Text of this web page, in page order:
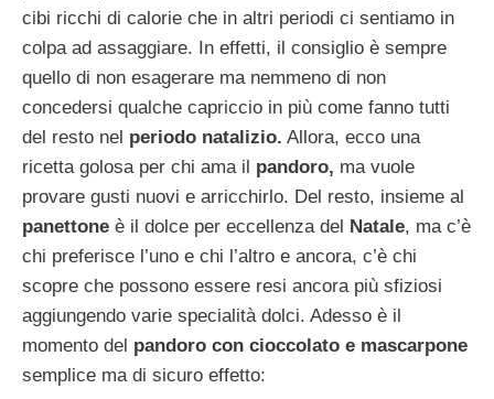
cibi ricchi di calorie che in altri periodi ci sentiamo in
colpa ad assaggiare. In effetti, il consiglio è sempre
quello di non esagerare ma nemmeno di non
concedersi qualche capriccio in più come fanno tutti
del resto nel periodo natalizio. Allora, ecco una
ricetta golosa per chi ama il pandoro, ma vuole
provare gusti nuovi e arricchirlo. Del resto, insieme al
panettone è il dolce per eccellenza del Natale, ma c’è
chi preferisce l’uno e chi l’altro e ancora, c’è chi
scopre che possono essere resi ancora più sfiziosi
aggiungendo varie specialità dolci. Adesso è il
momento del pandoro con cioccolato e mascarpone
semplice ma di sicuro effetto: